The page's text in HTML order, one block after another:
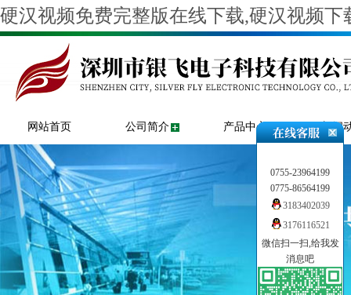
硬汉视频免费完整版在线下载,硬汉视频
网站首页 公司简介 产品中心 新闻
0755-23964199
0775-86564199
3183402039
3176116521
微信扫一扫,给我发
消息吧